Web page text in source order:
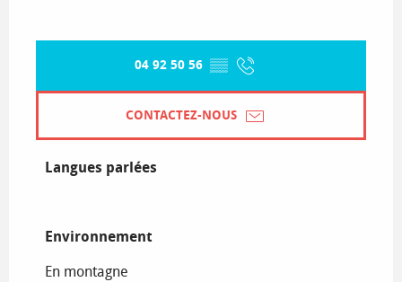
04 92 50 56 ▒▒
CONTACTEZ-NOUS
Langues parlées
Langues parlées
Environnement
Environnement
En montagne